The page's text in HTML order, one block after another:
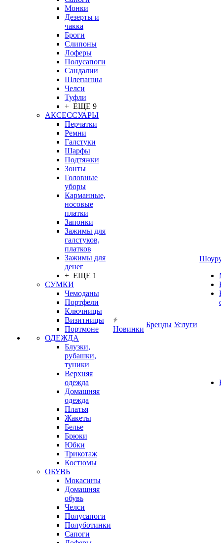
Монки
Дезерты и
чакка
Броги
Слипоны
Лоферы
Полусапоги
Сандалии
Шлепанцы
Челси
Туфли
+ ЕЩЕ 9
АКСЕССУАРЫ
Перчатки
Ремни
Галстуки
Шарфы
Подтяжки
Зонты
Головные
уборы
Карманные,
носовые
платки
Запонки
Зажимы для
галстуков,
платков
Зажимы для
денег
+ ЕЩЕ 1
СУМКИ
Чемоданы
Портфели
Ключницы
Визитницы
Портмоне
ОДЕЖДА
Блузки,
рубашки,
туники
Верхняя
одежда
Домашняя
одежда
Платья
Жакеты
Белье
Брюки
Юбки
Трикотаж
Костюмы
ОБУВЬ
Мокасины
Домашняя
обувь
Челси
Полусапоги
Полуботинки
Сапоги
Новинки
Бренды Услуги